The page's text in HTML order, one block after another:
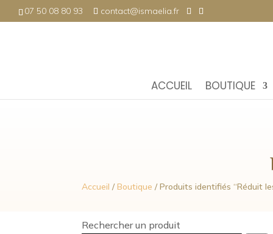
07 50 08 80 93 contact@ismaelia.fr
ACCUEIL BOUTIQUE
Accueil /Boutique / Produits identifiés “Réduit
Rechercher un produit